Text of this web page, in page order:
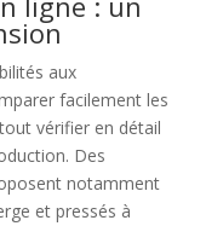
aux
facilement les
vérifier en détail
Des
notamment
et pressés à